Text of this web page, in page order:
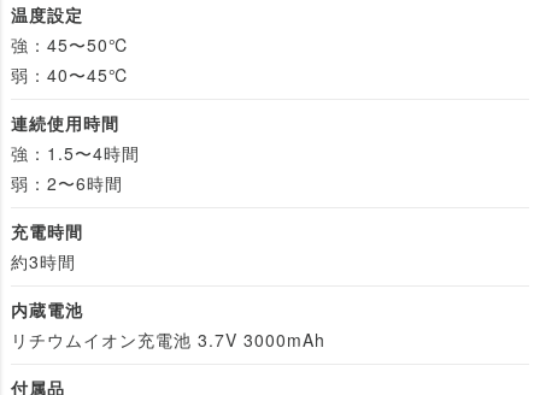
温度設定
強：45〜50℃
弱：40〜45℃
連続使用時間
強：1.5〜4時間
弱：2〜6時間
充電時間
約3時間
内蔵電池
リチウムイオン充電池 3.7V 3000mAh
付属品